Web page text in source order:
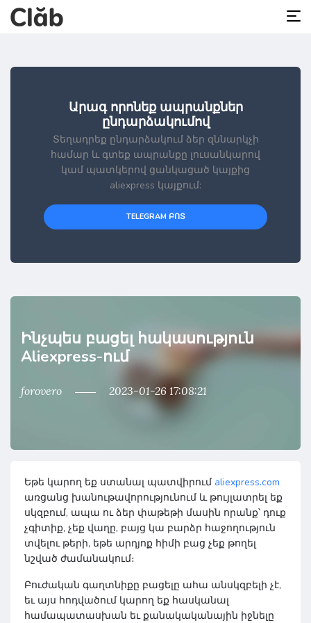
Արագ որոնեք ապրանքներ
ընդարձակումով
Տեղադրեք ընդարձակում ձեր զննարկչի
համար և գտեք ապրանքը լուսանկարով
կամ պատկերով ցանկացած կայքից
aliexpress կայքում:
TELEGRAM ԲՈՏ
Ինչպես բացել հակասություն
Aliexpress-ում
forovero 2023-01-26 17:08:21
Եթե կարող եք ստանալ պատվիրում aliexpress.com
առցանց խանութավորությունում և թույլատրել եք
սկզբում, ապա ու ձեր փաթեթի մասին որանք՝ դուք
չգիտիք, չեք վաղը, բայց կա բարձր հաջողություն
տվելու թերի, եթե արդյոք հիմի բաց չեք թողել
նշված ժամանակում։
Բուժական գաղտնիքը բացելը ահա անսկզբելի չէ,
եւ այս հոդվածում կարող եք հասկանալ
համապատասխան եւ քանակականային իջնելը